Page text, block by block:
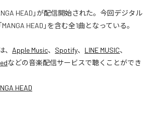
HEAD」が配信開始された。今回デジタル
HEAD」を含む全1曲となっている。
、 Apple Music、 Spotify、 LINE MUSIC、
などの音楽配信サービスで聴くことができ
HEAD